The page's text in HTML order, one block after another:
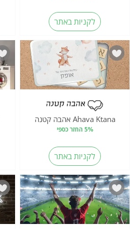
לקניות באתר
Ahava Ktana אהבה קטנה
5% החזר כספי
לקניות באתר